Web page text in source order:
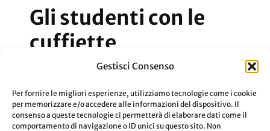
Gestisci Consenso
Per fornire le migliori esperienze, utilizziamo tecnologie come i cookie
per memorizzare e/o accedere alle informazioni del dispositivo. Il
consenso a queste tecnologie ci permetterà di elaborare dati come il
comportamento di navigazione o ID unici su questo sito. Non
Gli studenti con le
cuffiette
una risposta presente in una intervista.